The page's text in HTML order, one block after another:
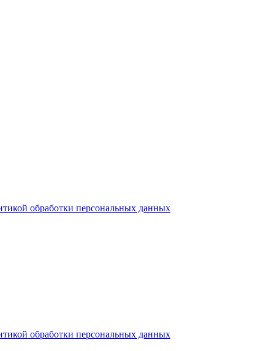
обработки персональных данных
обработки персональных данных